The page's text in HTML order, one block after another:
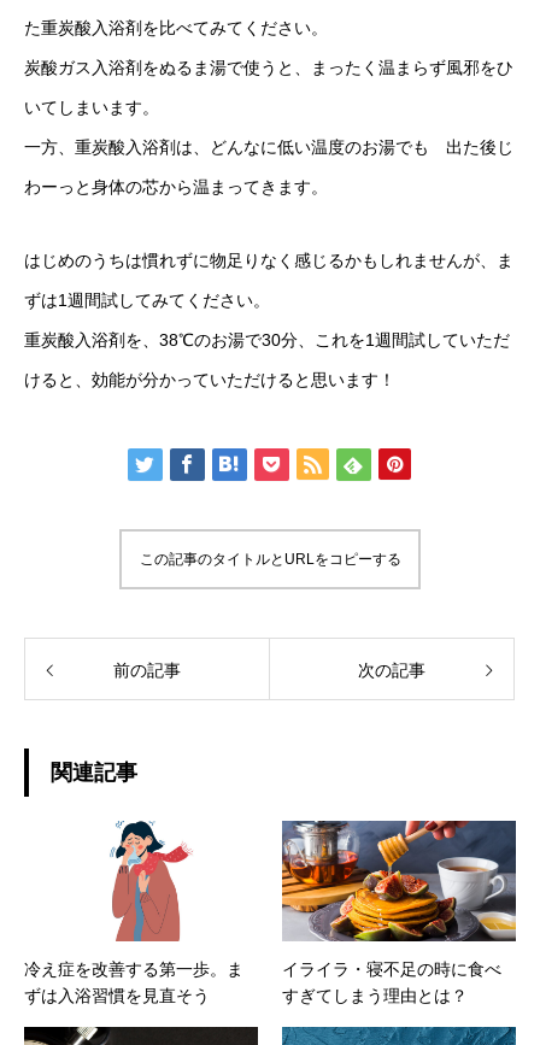
た重炭酸入浴剤を比べてみてください。
炭酸ガス入浴剤をぬるま湯で使うと、まったく温まらず風邪をひ
いてしまいます。
一方、重炭酸入浴剤は、どんなに低い温度のお湯でも 出た後じ
わーっと身体の芯から温まってきます。
はじめのうちは慣れずに物足りなく感じるかもしれませんが、ま
ずは1週間試してみてください。
重炭酸入浴剤を、38℃のお湯で30分、これを1週間試していただ
けると、効能が分かっていただけると思います！
この記事のタイトルとURLをコピーする
前の記事 次の記事
関連記事
冷え症を改善する第一歩。ま
ずは入浴習慣を見直そう
イライラ・寝不足の時に食べ
すぎてしまう理由とは？